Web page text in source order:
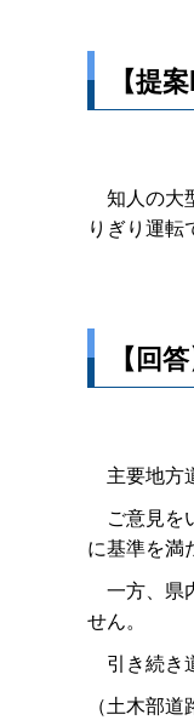
【提
知人の大
りぎり運転
【回
主要地方
ご意見を
に基準を満
一方、県
せん。
引き続き
（土木部道